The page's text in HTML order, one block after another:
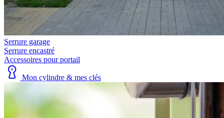
Serrure garage
Serrure encastré
Accessoires pour portail
Mon cylindre & mes clés